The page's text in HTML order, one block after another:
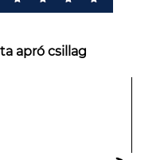
apró csillag